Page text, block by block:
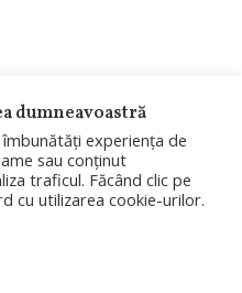
dumneavoastră
experiența de
sau conținut
traficul. Făcând clic pe
cu utilizarea cookie-urilor.